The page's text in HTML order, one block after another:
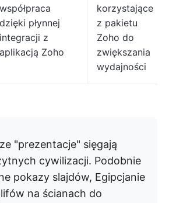
współpraca
dzięki płynnej
integracji z
aplikacją Zoho
korzystające
z pakietu
Zoho do
zwiększania
wydajności
"prezentacje" sięgają
cywilizacji. Podobnie
pokazy slajdów, Egipcjanie
na ścianach do